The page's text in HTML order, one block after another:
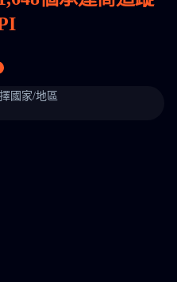
國家/地區